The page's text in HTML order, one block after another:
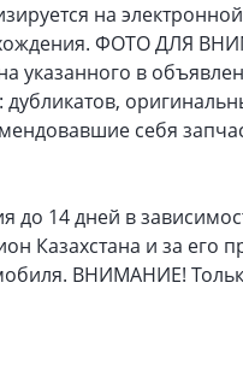
на
ФОТО ДЛЯ
указанного в
себя
до 14 дней в
Казахстана и за его
ВНИМАНИЕ!